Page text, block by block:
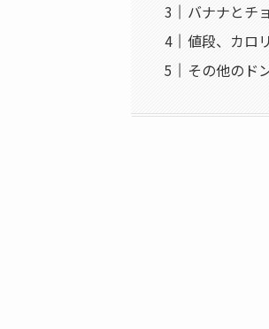
バナナとチ
値段、カロ
その他のド